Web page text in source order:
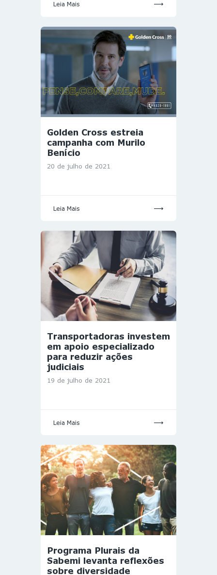
Leia Mais
Golden Cross estreia
campanha com Murilo
Benício
20 de julho de 2021
Leia Mais
Transportadoras investem
em apoio especializado
para reduzir ações
judiciais
19 de julho de 2021
Leia Mais
Programa Plurais da
Sabemi levanta reflexões
sobre diversidade